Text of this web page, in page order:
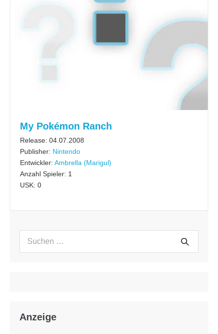
My Pokémon Ranch
Release: 04.07.2008
Publisher: Nintendo
Entwickler: Ambrella (Marigul)
Anzahl Spieler: 1
USK: 0
Suchen
Suche
Anzeige